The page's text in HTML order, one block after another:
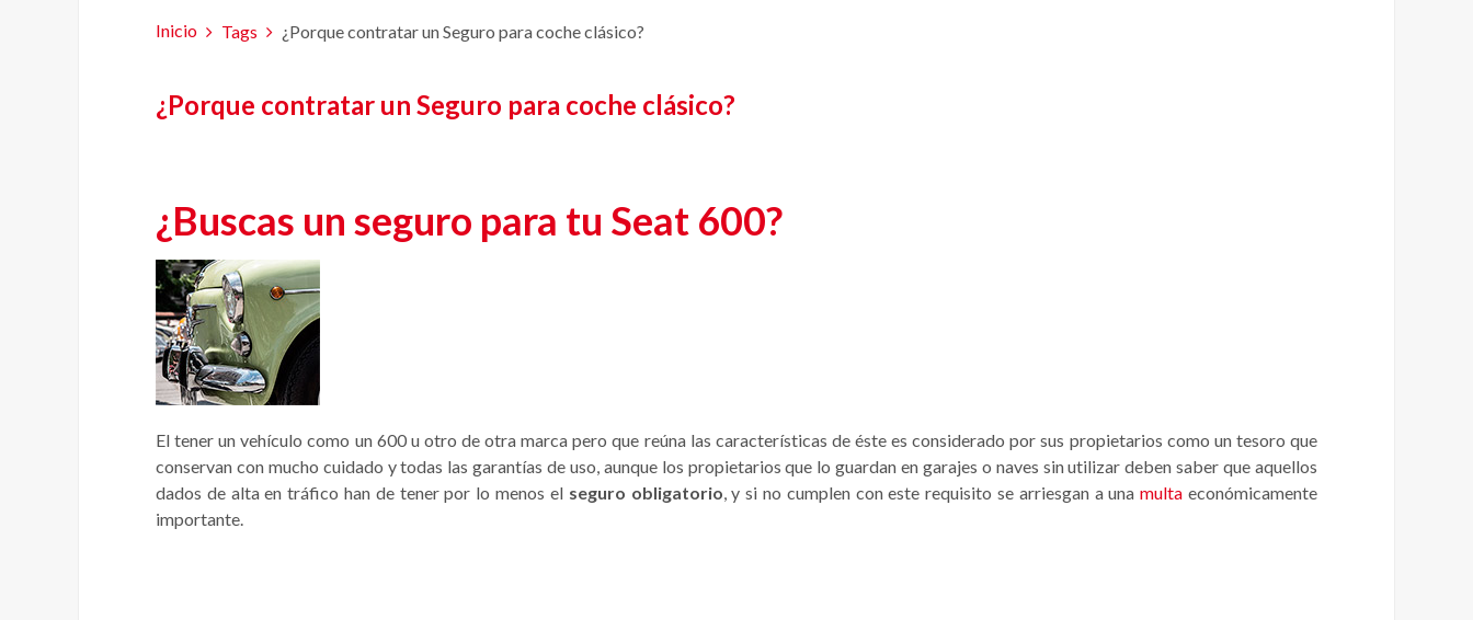
Inicio Tags ¿Porque contratar un Seguro para coche clásico?
¿Porque contratar un Seguro para coche clásico?
¿Buscas un seguro para tu Seat 600?
El tener un vehículo como un 600 u otro de otra marca pero que reúna las características de éste es considerado por sus propietarios como un tesoro que
conservan con mucho cuidado y todas las garantías de uso, aunque los propietarios que lo guardan en garajes o naves sin utilizar deben saber que aquellos
dados de alta en tráfico han de tener por lo menos el seguro obligatorio, y si no cumplen con este requisito se arriesgan a unamulta económicamente
importante.